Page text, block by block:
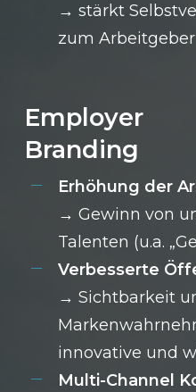
→ stärkt
zum Arbeitgeber
Employer
Branding
Erhöhung der
→ Gewinn von
Talenten (u.a.
Verbesserte
→Sichtbarkeit
innovative und
Multi-Channel